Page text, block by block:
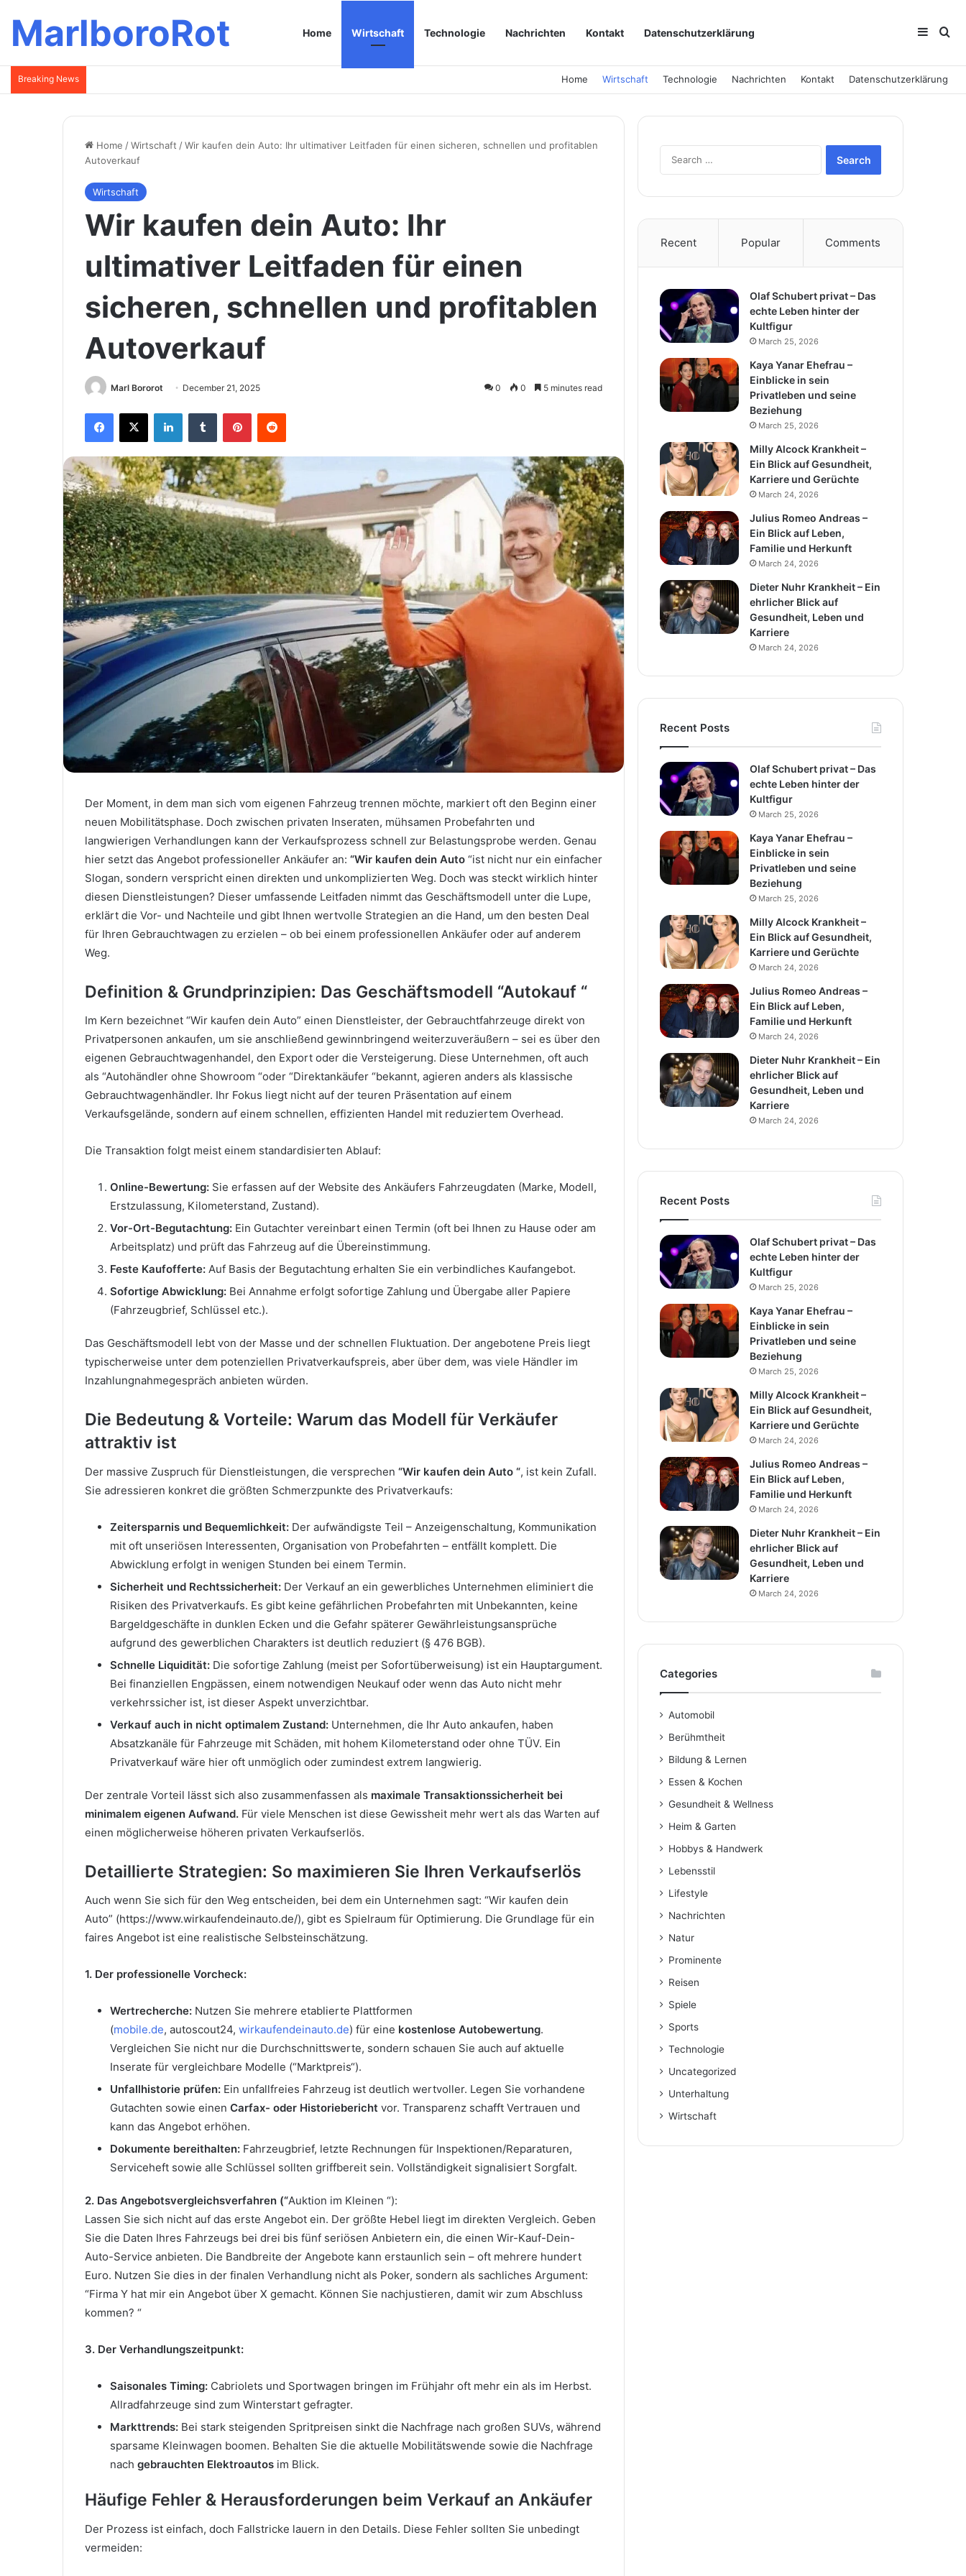
MarlboroRot Home Wirtschaft Technologie Nachrichten Kontakt Datenschutzerklärung
Breaking News Home Wirtschaft Technologie Nachrichten Kontakt Datenschutzerklärung
Home /Wirtschaft /Wir kaufen dein Auto: Ihr ultimativer Leitfaden für einen sicheren, schnellen und profitablen
Autoverkauf
Wirtschaft
Wir kaufen dein Auto: Ihr
ultimativer Leitfaden für einen
sicheren, schnellen und profitablen
Autoverkauf
Marl Bororot December 21, 2025 0 0 5 minutes read
Facebook
X LinkedInTumblr PinterestReddit
Der Moment, in dem man sich vom eigenen Fahrzeug trennen möchte, markiert oft den Beginn einer
neuen Mobilitätsphase. Doch zwischen privaten Inseraten, mühsamen Probefahrten und
langwierigen Verhandlungen kann der Verkaufsprozess schnell zur Belastungsprobe werden. Genau
hier setzt das Angebot professioneller Ankäufer an: “Wir kaufen dein Auto “ist nicht nur ein einfacher
Slogan, sondern verspricht einen direkten und unkomplizierten Weg. Doch was steckt wirklich hinter
diesen Dienstleistungen? Dieser umfassende Leitfaden nimmt das Geschäftsmodell unter die Lupe,
erklärt die Vor- und Nachteile und gibt Ihnen wertvolle Strategien an die Hand, um den besten Deal
für Ihren Gebrauchtwagen zu erzielen – ob bei einem professionellen Ankäufer oder auf anderem
Weg.
Definition & Grundprinzipien: Das Geschäftsmodell “Autokauf “
Im Kern bezeichnet “Wir kaufen dein Auto” einen Dienstleister, der Gebrauchtfahrzeuge direkt von
Privatpersonen ankaufen, um sie anschließend gewinnbringend weiterzuveräußern – sei es über den
eigenen Gebrauchtwagenhandel, den Export oder die Versteigerung. Diese Unternehmen, oft auch
als “Autohändler ohne Showroom “oder “Direktankäufer “bekannt, agieren anders als klassische
Gebrauchtwagenhändler. Ihr Fokus liegt nicht auf der teuren Präsentation auf einem
Verkaufsgelände, sondern auf einem schnellen, effizienten Handel mit reduziertem Overhead.
Die Transaktion folgt meist einem standardisierten Ablauf:
Online-Bewertung: Sie erfassen auf der Website des Ankäufers Fahrzeugdaten (Marke, Modell,
Erstzulassung, Kilometerstand, Zustand).
Vor-Ort-Begutachtung: Ein Gutachter vereinbart einen Termin (oft bei Ihnen zu Hause oder am
Arbeitsplatz) und prüft das Fahrzeug auf die Übereinstimmung.
Feste Kaufofferte: Auf Basis der Begutachtung erhalten Sie ein verbindliches Kaufangebot.
Sofortige Abwicklung: Bei Annahme erfolgt sofortige Zahlung und Übergabe aller Papiere
(Fahrzeugbrief, Schlüssel etc.).
Das Geschäftsmodell lebt von der Masse und der schnellen Fluktuation. Der angebotene Preis liegt
typischerweise unter dem potenziellen Privatverkaufspreis, aber über dem, was viele Händler im
Inzahlungnahmegespräch anbieten würden.
Die Bedeutung & Vorteile: Warum das Modell für Verkäufer
attraktiv ist
Der massive Zuspruch für Dienstleistungen, die versprechen “Wir kaufen dein Auto “, ist kein Zufall.
Sie adressieren konkret die größten Schmerzpunkte des Privatverkaufs:
Zeitersparnis und Bequemlichkeit: Der aufwändigste Teil – Anzeigenschaltung, Kommunikation
mit oft unseriösen Interessenten, Organisation von Probefahrten – entfällt komplett. Die
Abwicklung erfolgt in wenigen Stunden bei einem Termin.
Sicherheit und Rechtssicherheit: Der Verkauf an ein gewerbliches Unternehmen eliminiert die
Risiken des Privatverkaufs. Es gibt keine gefährlichen Probefahrten mit Unbekannten, keine
Bargeldgeschäfte in dunklen Ecken und die Gefahr späterer Gewährleistungsansprüche
aufgrund des gewerblichen Charakters ist deutlich reduziert (§ 476 BGB).
Schnelle Liquidität: Die sofortige Zahlung (meist per Sofortüberweisung) ist ein Hauptargument.
Bei finanziellen Engpässen, einem notwendigen Neukauf oder wenn das Auto nicht mehr
verkehrssicher ist, ist dieser Aspekt unverzichtbar.
Verkauf auch in nicht optimalem Zustand: Unternehmen, die Ihr Auto ankaufen, haben
Absatzkanäle für Fahrzeuge mit Schäden, mit hohem Kilometerstand oder ohne TÜV. Ein
Privatverkauf wäre hier oft unmöglich oder zumindest extrem langwierig.
Der zentrale Vorteil lässt sich also zusammenfassen als maximale Transaktionssicherheit bei
minimalem eigenen Aufwand. Für viele Menschen ist diese Gewissheit mehr wert als das Warten auf
einen möglicherweise höheren privaten Verkaufserlös.
Detaillierte Strategien: So maximieren Sie Ihren Verkaufserlös
Auch wenn Sie sich für den Weg entscheiden, bei dem ein Unternehmen sagt: “Wir kaufen dein
Auto” (https://www.wirkaufendeinauto.de/), gibt es Spielraum für Optimierung. Die Grundlage für ein
faires Angebot ist eine realistische Selbsteinschätzung.
1. Der professionelle Vorcheck:
Wertrecherche: Nutzen Sie mehrere etablierte Plattformen
(mobile.de, autoscout24, wirkaufendeinauto.de) für eine kostenlose Autobewertung.
Vergleichen Sie nicht nur die Durchschnittswerte, sondern schauen Sie auch auf aktuelle
Inserate für vergleichbare Modelle (“Marktpreis“).
Unfallhistorie prüfen: Ein unfallfreies Fahrzeug ist deutlich wertvoller. Legen Sie vorhandene
Gutachten sowie einen Carfax- oder Historiebericht vor. Transparenz schafft Vertrauen und
kann das Angebot erhöhen.
Dokumente bereithalten: Fahrzeugbrief, letzte Rechnungen für Inspektionen/Reparaturen,
Serviceheft sowie alle Schlüssel sollten griffbereit sein. Vollständigkeit signalisiert Sorgfalt.
2. Das Angebotsvergleichsverfahren (“Auktion im Kleinen “):
Lassen Sie sich nicht auf das erste Angebot ein. Der größte Hebel liegt im direkten Vergleich. Geben
Sie die Daten Ihres Fahrzeugs bei drei bis fünf seriösen Anbietern ein, die einen Wir-Kauf-Dein-
Auto-Service anbieten. Die Bandbreite der Angebote kann erstaunlich sein – oft mehrere hundert
Euro. Nutzen Sie dies in der finalen Verhandlung nicht als Poker, sondern als sachliches Argument:
“Firma Y hat mir ein Angebot über X gemacht. Können Sie nachjustieren, damit wir zum Abschluss
kommen? “
3. Der Verhandlungszeitpunkt:
Saisonales Timing: Cabriolets und Sportwagen bringen im Frühjahr oft mehr ein als im Herbst.
Allradfahrzeuge sind zum Winterstart gefragter.
Markttrends: Bei stark steigenden Spritpreisen sinkt die Nachfrage nach großen SUVs, während
sparsame Kleinwagen boomen. Behalten Sie die aktuelle Mobilitätswende sowie die Nachfrage
nach gebrauchten Elektroautos im Blick.
Häufige Fehler & Herausforderungen beim Verkauf an Ankäufer
Der Prozess ist einfach, doch Fallstricke lauern in den Details. Diese Fehler sollten Sie unbedingt
vermeiden:
Recent Popular Comments
Olaf Schubert privat – Das
echte Leben hinter der
Kultfigur
March 25, 2026
Kaya Yanar Ehefrau –
Einblicke in sein
Privatleben und seine
Beziehung
March 25, 2026
Milly Alcock Krankheit –
Ein Blick auf Gesundheit,
Karriere und Gerüchte
March 24, 2026
Julius Romeo Andreas –
Ein Blick auf Leben,
Familie und Herkunft
March 24, 2026
Dieter Nuhr Krankheit – Ein
ehrlicher Blick auf
Gesundheit, Leben und
Karriere
March 24, 2026
Recent Posts
Olaf Schubert privat – Das
echte Leben hinter der
Kultfigur
March 25, 2026
Kaya Yanar Ehefrau –
Einblicke in sein
Privatleben und seine
Beziehung
March 25, 2026
Milly Alcock Krankheit –
Ein Blick auf Gesundheit,
Karriere und Gerüchte
March 24, 2026
Julius Romeo Andreas –
Ein Blick auf Leben,
Familie und Herkunft
March 24, 2026
Dieter Nuhr Krankheit – Ein
ehrlicher Blick auf
Gesundheit, Leben und
Karriere
March 24, 2026
Recent Posts
Olaf Schubert privat – Das
echte Leben hinter der
Kultfigur
March 25, 2026
Kaya Yanar Ehefrau –
Einblicke in sein
Privatleben und seine
Beziehung
March 25, 2026
Milly Alcock Krankheit –
Ein Blick auf Gesundheit,
Karriere und Gerüchte
March 24, 2026
Julius Romeo Andreas –
Ein Blick auf Leben,
Familie und Herkunft
March 24, 2026
Dieter Nuhr Krankheit – Ein
ehrlicher Blick auf
Gesundheit, Leben und
Karriere
March 24, 2026
Categories
Automobil
Berühmtheit
Bildung & Lernen
Essen & Kochen
Gesundheit & Wellness
Heim & Garten
Hobbys & Handwerk
Lebensstil
Lifestyle
Nachrichten
Natur
Prominente
Reisen
Spiele
Sports
Technologie
Uncategorized
Unterhaltung
Wirtschaft